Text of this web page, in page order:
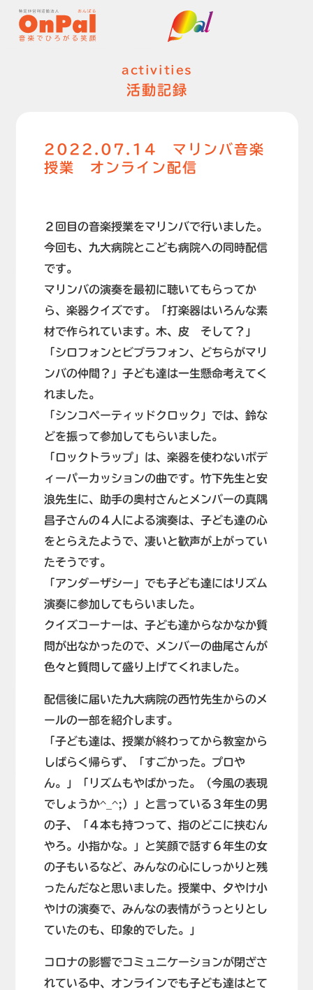
activities
活動記録
2022.07.14 マリンバ音楽
授業 オンライン配信
２回目の音楽授業をマリンバで行いました。
今回も、九大病院とこども病院への同時配信
です。
マリンバの演奏を最初に聴いてもらってか
ら、楽器クイズです。「打楽器はいろんな素
材で作られています。木、皮 そして？」
「シロフォンとビブラフォン、どちらがマリ
ンバの仲間？」子ども達は一生懸命考えてく
れました。
「シンコペーティッドクロック」では、鈴な
どを振って参加してもらいました。
「ロックトラップ」は、楽器を使わないボデ
ィーパーカッションの曲です。竹下先生と安
浪先生に、助手の奥村さんとメンバーの真隅
昌子さんの４人による演奏は、子ども達の心
をとらえたようで、凄いと歓声が上がってい
たそうです。
「アンダーザシー」でも子ども達にはリズム
演奏に参加してもらいました。
クイズコーナーは、子ども達からなかなか質
問が出なかったので、メンバーの曲尾さんが
色々と質問して盛り上げてくれました。
配信後に届いた九大病院の西竹先生からのメ
ールの一部を紹介します。
「子ども達は、授業が終わってから教室から
しばらく帰らず、「すごかった。プロや
ん。」「リズムもやばかった。（今風の表現
でしょうか^_^;）」と言っている３年生の男
の子、「４本も持つって、指のどこに挟むん
やろ。小指かな。」と笑顔で話す６年生の女
の子もいるなど、みんなの心にしっかりと残
ったんだなと思いました。授業中、夕やけ小
やけの演奏で、みんなの表情がうっとりとし
ていたのも、印象的でした。」
コロナの影響でコミュニケーションが閉ざさ
れている中、オンラインでも子ども達はとて